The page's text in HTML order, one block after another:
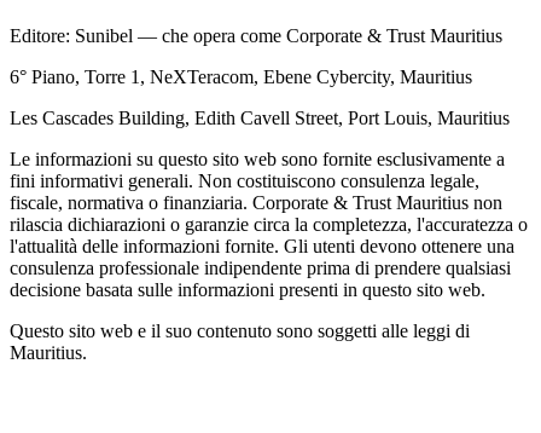
Editore: Sunibel — che opera come Corporate & Trust Mauritius
6° Piano, Torre 1, NeXTeracom, Ebene Cybercity, Mauritius
Les Cascades Building, Edith Cavell Street, Port Louis, Mauritius
Le informazioni su questo sito web sono fornite esclusivamente a
fini informativi generali. Non costituiscono consulenza legale,
fiscale, normativa o finanziaria. Corporate & Trust Mauritius non
rilascia dichiarazioni o garanzie circa la completezza, l'accuratezza o
l'attualità delle informazioni fornite. Gli utenti devono ottenere una
consulenza professionale indipendente prima di prendere qualsiasi
decisione basata sulle informazioni presenti in questo sito web.
Questo sito web e il suo contenuto sono soggetti alle leggi di
Mauritius.